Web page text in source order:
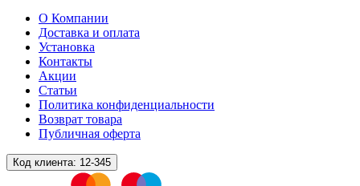
О Компании
Доставка и оплата
Установка
Контакты
Акции
Статьи
Политика конфиденциальности
Возврат товара
Публичная оферта
Код клиента: 12-345